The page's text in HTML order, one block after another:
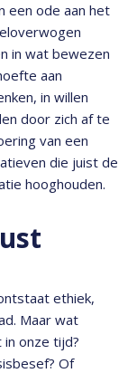
een ode aan het
in wat bewezen
aan
in willen
door zich af te
van een
die juist de
hooghouden.
ethiek,
Maar wat
onze tijd?
Of